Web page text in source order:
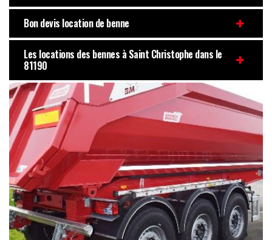
Bon devis location de benne
Les locations des bennes à Saint Christophe dans le
81190